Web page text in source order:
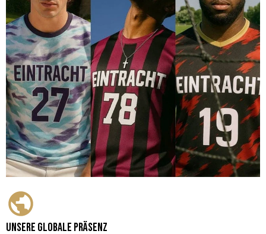
Unsere globale Präsenz